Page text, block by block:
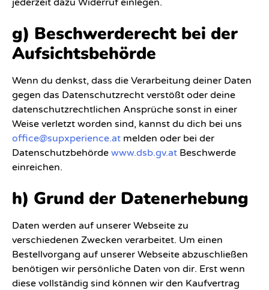
jederzeit dazu Widerruf einlegen.
g) Beschwerderecht bei der
Aufsichtsbehörde
Wenn du denkst, dass die Verarbeitung deiner Daten
gegen das Datenschutzrecht verstößt oder deine
datenschutzrechtlichen Ansprüche sonst in einer
Weise verletzt worden sind, kannst du dich bei uns
office@supxperience.at melden oder bei der
Datenschutzbehörde www.dsb.gv.at Beschwerde
einreichen.
h) Grund der Datenerhebung
Daten werden auf unserer Webseite zu
verschiedenen Zwecken verarbeitet. Um einen
Bestellvorgang auf unserer Webseite abzuschließen
benötigen wir persönliche Daten von dir. Erst wenn
diese vollständig sind können wir den Kaufvertrag